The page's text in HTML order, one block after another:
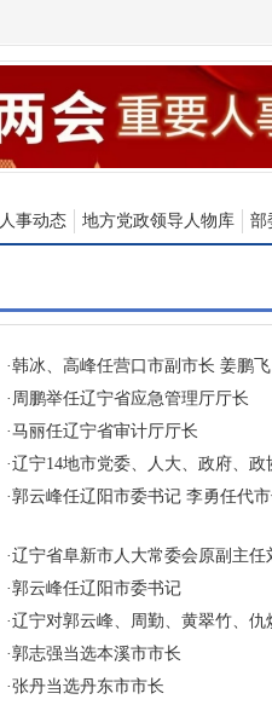
部
地方党政领导人物库
人事动态
·韩冰、高峰任营口市副市长 姜鹏
· 周鹏举任辽宁省应急管理厅厅长
·马丽任辽宁省审计厅厅长
·辽宁14地市党委、人大、政府、
·郭云峰任辽阳市委书记 李勇任代
·辽宁省阜新市人大常委会原副主任
·郭云峰任辽阳市委书记
·辽宁对郭云峰、周勤、黄翠竹、
·郭志强当选本溪市市长
·张丹当选丹东市市长